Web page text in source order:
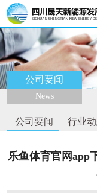
公司要闻
News
公司要闻 行业
乐鱼体育官网app